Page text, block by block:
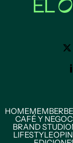
HOMEMEMBER
CAFÉ Y
BRAND STUDIO
LIFESTYLE